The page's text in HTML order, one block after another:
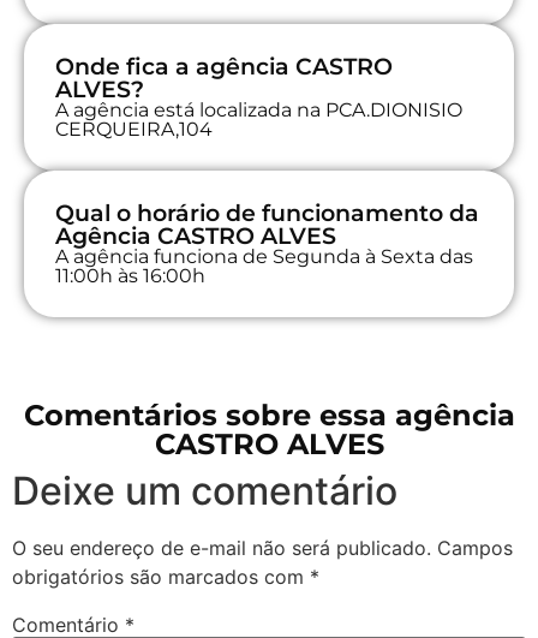
Onde fica a agência CASTRO
ALVES?
A agência está localizada na PCA.DIONISIO
CERQUEIRA,104
Qual o horário de funcionamento da
Agência CASTRO ALVES
A agência funciona de Segunda à Sexta das
11:00h às 16:00h
Comentários sobre essa agência
CASTRO ALVES
Deixe um comentário
O seu endereço de e-mail não será publicado. Campos
obrigatórios são marcados com *
Comentário *